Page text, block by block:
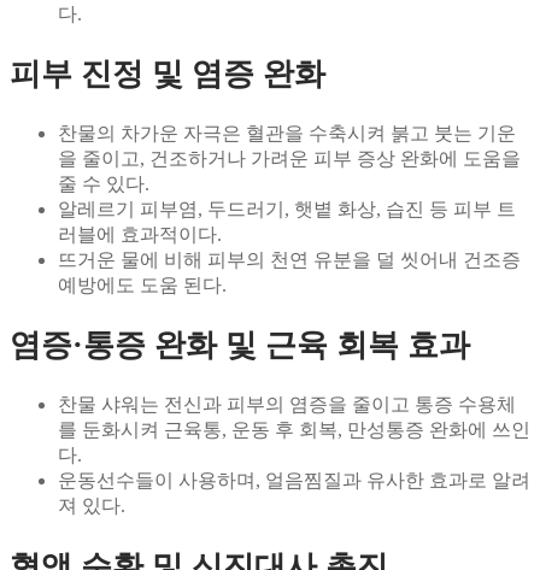
다.
피부 진정 및 염증 완화
찬물의 차가운 자극은 혈관을 수축시켜 붉고 붓는 기운
을 줄이고, 건조하거나 가려운 피부 증상 완화에 도움을
줄 수 있다.
알레르기 피부염, 두드러기, 햇볕 화상, 습진 등 피부 트
러블에 효과적이다.
뜨거운 물에 비해 피부의 천연 유분을 덜 씻어내 건조증
예방에도 도움 된다.
염증·통증 완화 및 근육 회복 효과
찬물 샤워는 전신과 피부의 염증을 줄이고 통증 수용체
를 둔화시켜 근육통, 운동 후 회복, 만성통증 완화에 쓰인
다.
운동선수들이 사용하며, 얼음찜질과 유사한 효과로 알려
져 있다.